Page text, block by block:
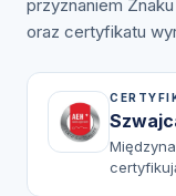
przyznaniem
oraz certyfikatu